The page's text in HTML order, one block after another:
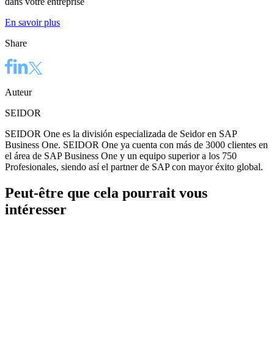
En savoir plus
Share
Auteur
SEIDOR
SEIDOR One es la división especializada de Seidor en SAP
Business One. SEIDOR One ya cuenta con más de 3000 clientes en
el área de SAP Business One y un equipo superior a los 750
Profesionales, siendo así el partner de SAP con mayor éxito global.
Peut-être que cela pourrait vous
intéresser